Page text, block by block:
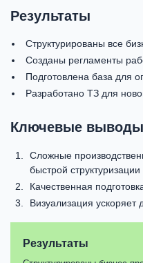
Результаты
Структурированы все
Созданы регламенты
Подготовлена база для
Разработано ТЗ для
Ключевые выводы
Сложные
быстрой структуризации
Качественная
Визуализация
Результаты